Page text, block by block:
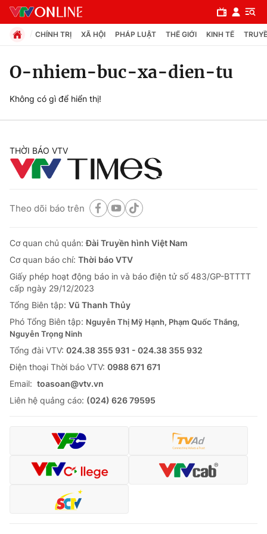
Chuyên mục
Chính trị
Xã hội
Thế giới
Tin tức
Thế giới đó đây
Câu chuyện quốc tế
Kinh tế
Tài chính
Thị trường
Góc doanh nghiệp
Dữ liệu và đời sống
Truyền hình
Phim VTV
Giải trí
Đời sống
Làm đẹp
Chất lượng cuộc sống
Giáo dục
Học trực tuyến
Công nghệ
CHÍNH TRỊ XÃ HỘI PHÁP LUẬT THẾ GIỚI KINH TẾ
O-nhiem-buc-xa-dien-tu
Không có gì để hiển thị!
THỜI BÁO VTV
Theo dõi báo trên
Cơ quan chủ quản:Đài Truyền hình Việt Nam
Cơ quan báo chí: Thời báo VTV
Giấy phép hoạt động báo in và báo điện tử số 483/GP-BTTTT
cấp ngày 29/12/2023
Tổng Biên tập: Vũ Thanh Thủy
Phó Tổng Biên tập: Nguyễn Thị Mỹ Hạnh, Phạm Quốc Thắng,
Nguyễn Trọng Ninh
Tổng đài VTV: 024.38 355 931 - 024.38 355 932
Ðiện thoại Thời báo VTV: 0988 671 671
Email: toasoan@vtv.vn
Liên hệ quảng cáo: (024) 626 79595